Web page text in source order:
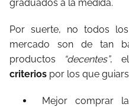
graduados a la medida.
Por suerte, no todos
mercado son de tan
productos
“decentes”,
criterios por los que
Mejor comprar